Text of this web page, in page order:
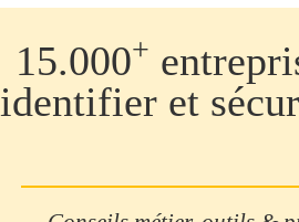
15.000+
identifier et